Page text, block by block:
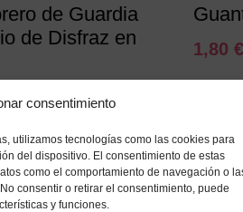
consentimiento
utilizamos tecnologías como las cookies para
del dispositivo. El consentimiento de estas
como el comportamiento de navegación o
consentir o retirar el consentimiento, puede
y funciones.
de Guardia
de Disfraz en
lista de deseos
1,80 €